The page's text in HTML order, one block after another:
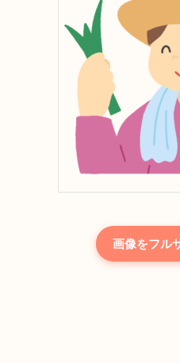
画像をフル